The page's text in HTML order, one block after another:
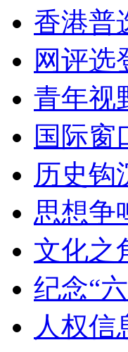
香港普
网评选
青年视
国际窗
历史钩
思想争
文化之
纪念“
人权信